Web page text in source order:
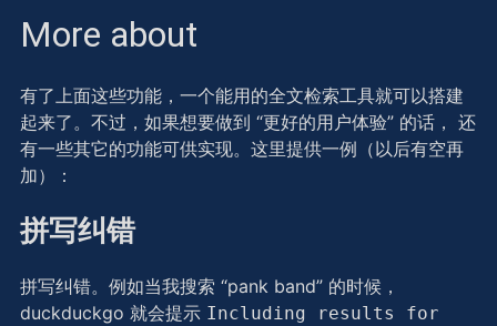
More about
有了上面这些功能，一个能用的全文检索工具就可以搭建
起来了。不过，如果想要做到 “更好的用户体验” 的话， 还
有一些其它的功能可供实现。这里提供一例（以后有空再
加）：
拼写纠错
拼写纠错。例如当我搜索 “pank band” 的时候，
duckduckgo 就会提示 Including results for